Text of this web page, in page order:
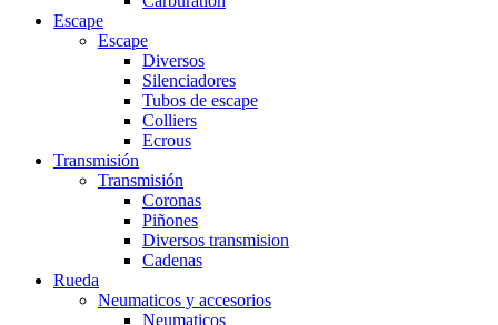
Escape
Escape
Diversos
Silenciadores
Tubos de escape
Colliers
Ecrous
Transmisión
Transmisión
Coronas
Piñones
Diversos transmision
Cadenas
Rueda
Neumaticos y accesorios
Neumaticos